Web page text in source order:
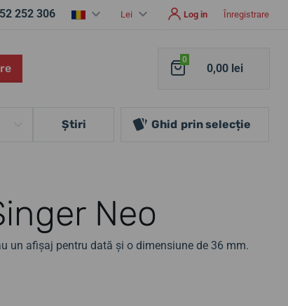
252 306 Lei Log in Înregistrare
0
0,00 lei
Ştiri Ghid prin selecție
Neo
un afișaj pentru dată și o dimensiune de 36 mm.